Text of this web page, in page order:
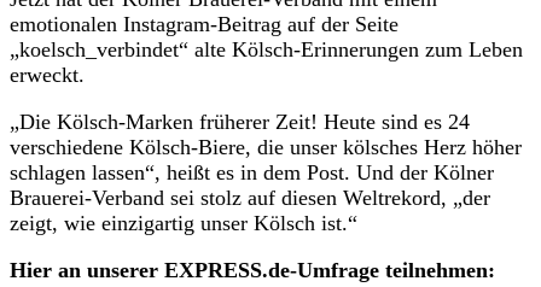
emotionalen Instagram-Beitrag auf der Seite
„koelsch_verbindet“ alte Kölsch-Erinnerungen zum Leben
erweckt.
„Die Kölsch-Marken früherer Zeit! Heute sind es 24
verschiedene Kölsch-Biere, die unser kölsches Herz höher
schlagen lassen“, heißt es in dem Post. Und der Kölner
Brauerei-Verband sei stolz auf diesen Weltrekord, „der
zeigt, wie einzigartig unser Kölsch ist.“
Hier an unserer EXPRESS.de-Umfrage teilnehmen: